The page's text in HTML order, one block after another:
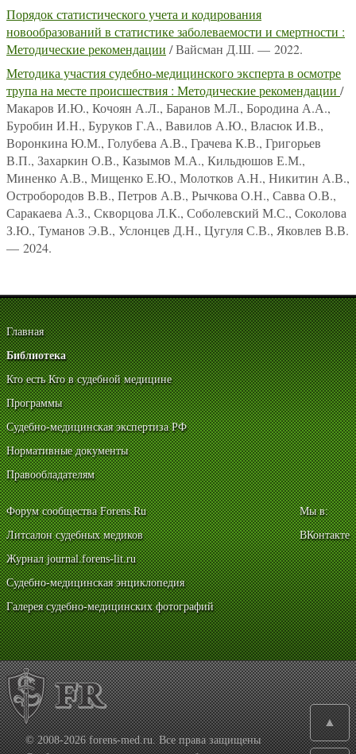
Порядок статистического учета и кодирования
новообразований в статистике заболеваемости и смертности :
Методические рекомендации / Вайсман Д.Ш. — 2022.
Методика участия судебно-медицинского эксперта в осмотре
трупа на месте происшествия : Методические рекомендации /
Макаров И.Ю., Кочоян А.Л., Баранов М.Л., Бородина А.А.,
Буробин И.Н., Буруков Г.А., Вавилов А.Ю., Власюк И.В.,
Воронкина Ю.М., Голубева А.В., Грачева К.В., Григорьев
В.П., Захаркин О.В., Казымов М.А., Кильдюшов Е.М.,
Миненко А.В., Мищенко Е.Ю., Молотков А.Н., Никитин А.В.,
Остробородов В.В., Петров А.В., Рычкова О.Н., Савва О.В.,
Саракаева А.З., Скворцова Л.К., Соболевский М.С., Соколова
З.Ю., Туманов Э.В., Услонцев Д.Н., Цугуля С.В., Яковлев В.В.
— 2024.
Главная
Библиотека
Кто есть Кто в судебной медицине
Программы
Судебно-медицинская экспертиза РФ
Нормативные документы
Правообладателям
Форум сообщества Forens.Ru
Литсалон судебных медиков
Журнал journal.forens-lit.ru
Судебно-медицинская энциклопедия
Галерея судебно-медицинских фотографий
Мы в:
ВКонтакте
© 2008-2026 forens-med.ru. Все права защищены
▲